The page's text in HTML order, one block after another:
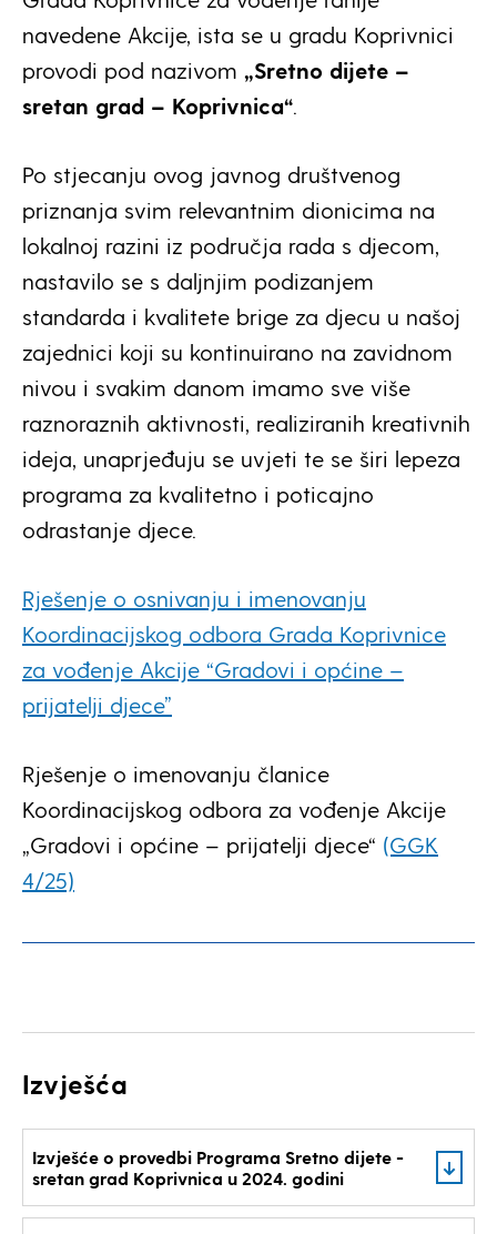
navedene Akcije, ista se u gradu Koprivnici
provodi pod nazivom „Sretno dijete –
sretan grad – Koprivnica“.
Po stjecanju ovog javnog društvenog
priznanja svim relevantnim dionicima na
lokalnoj razini iz područja rada s djecom,
nastavilo se s daljnjim podizanjem
standarda i kvalitete brige za djecu u našoj
zajednici koji su kontinuirano na zavidnom
nivou i svakim danom imamo sve više
raznoraznih aktivnosti, realiziranih kreativnih
ideja, unaprjeđuju se uvjeti te se širi lepeza
programa za kvalitetno i poticajno
odrastanje djece.
Rješenje o osnivanju i imenovanju
Koordinacijskog odbora Grada Koprivnice
za vođenje Akcije “Gradovi i općine –
prijatelji djece”
Rješenje o imenovanju članice
Koordinacijskog odbora za vođenje Akcije
„Gradovi i općine – prijatelji djece“ (GGK
4/25)
Izvješća
Izvješće o provedbi Programa Sretno dijete -
sretan grad Koprivnica u 2024. godini